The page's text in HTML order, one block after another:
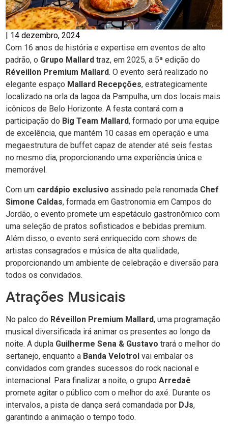
14 dezembro, 2024
Com 16 anos de história e expertise em eventos de alto
padrão, o Grupo Mallard traz, em 2025, a 5ª edição do
Réveillon Premium Mallard. O evento será realizado no
elegante espaço Mallard Recepções, estrategicamente
localizado na orla da lagoa da Pampulha, um dos locais mais
icônicos de Belo Horizonte. A festa contará com a
participação do Big Team Mallard, formado por uma equipe
de excelência, que mantém 10 casas em operação e uma
megaestrutura de buffet capaz de atender até seis festas
no mesmo dia, proporcionando uma experiência única e
memorável.
Com um cardápio exclusivo assinado pela renomada Chef
Simone Caldas, formada em Gastronomia em Campos do
Jordão, o evento promete um espetáculo gastronômico com
uma seleção de pratos sofisticados e bebidas premium.
Além disso, o evento será enriquecido com shows de
artistas consagrados e música de alta qualidade,
proporcionando um ambiente de celebração e diversão para
todos os convidados.
Atrações Musicais
No palco do Réveillon Premium Mallard, uma programação
musical diversificada irá animar os presentes ao longo da
noite. A dupla Guilherme Sena & Gustavo trará o melhor do
sertanejo, enquanto a Banda Velotrol vai embalar os
convidados com grandes sucessos do rock nacional e
internacional. Para finalizar a noite, o grupo Arredaê
promete agitar o público com o melhor do axé. Durante os
intervalos, a pista de dança será comandada por DJs,
garantindo a animação o tempo todo.